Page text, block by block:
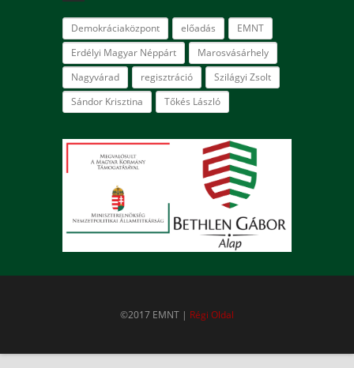
Demokráciaközpont előadás
EMNT
Erdélyi Magyar Néppárt
Marosvásárhely
Nagyvárad
regisztráció
Szilágyi Zsolt
Sándor Krisztina
Tőkés László
©2017 EMNT | Régi Oldal